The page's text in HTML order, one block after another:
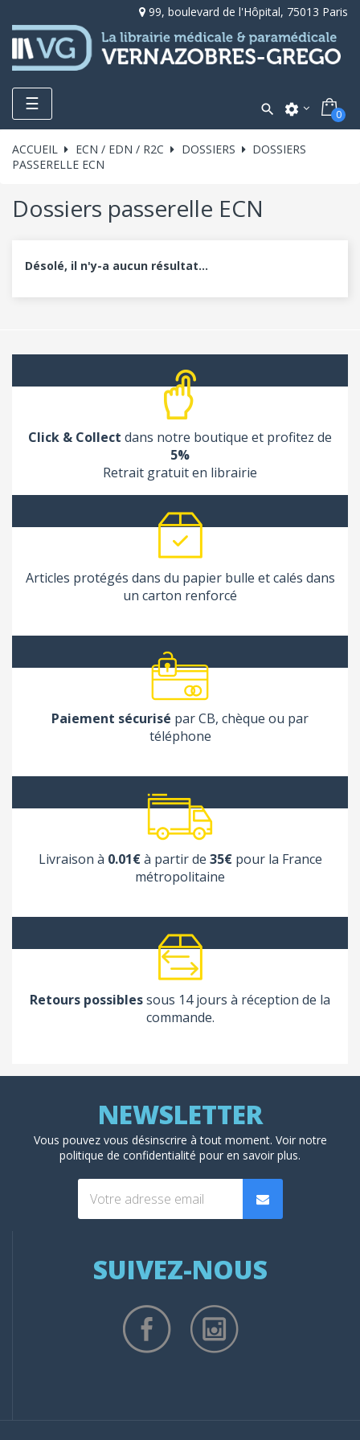
99, boulevard de l'Hôpital, 75013 Paris
Toggle
navigation
☰  settings 0
ACCUEIL ECN / EDN / R2C DOSSIERS
DOSSIERS
PASSERELLE ECN
Dossiers passerelle ECN
Désolé, il n'y-a aucun résultat...
Click & Collect dans notre boutique et profitez de
5%
Retrait gratuit en librairie
Articles protégés dans du papier bulle et calés dans
un carton renforcé
Paiement sécurisé par CB, chèque ou par
téléphone
Livraison à 0.01€à partir de 35€pour la France
métropolitaine
Retours possiblessous 14 jours à réception de la
commande.
Vous pouvez vous désinscrire à tout moment. Voir notre
politique de confidentialité pour en savoir plus.
SUIVEZ-NOUS